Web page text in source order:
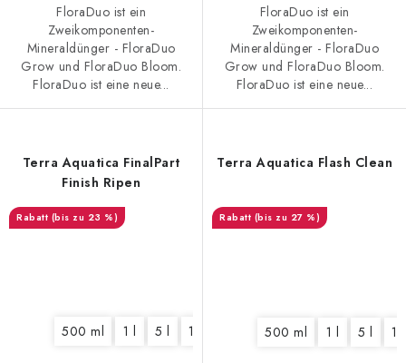
FloraDuo ist ein
Zweikomponenten-
Mineraldünger - FloraDuo
Grow und FloraDuo Bloom.
FloraDuo ist eine neue...
FloraDuo ist ein
Zweikomponenten-
Mineraldünger - FloraDuo
Grow und FloraDuo Bloom.
FloraDuo ist eine neue...
Terra Aquatica FinalPart
Finish Ripen
(bis zu 23 %)
500 ml 1 l 5 l 10 l
Terra Aquatica Flash Clean
(bis zu 27 %)
500 ml 1 l 5 l